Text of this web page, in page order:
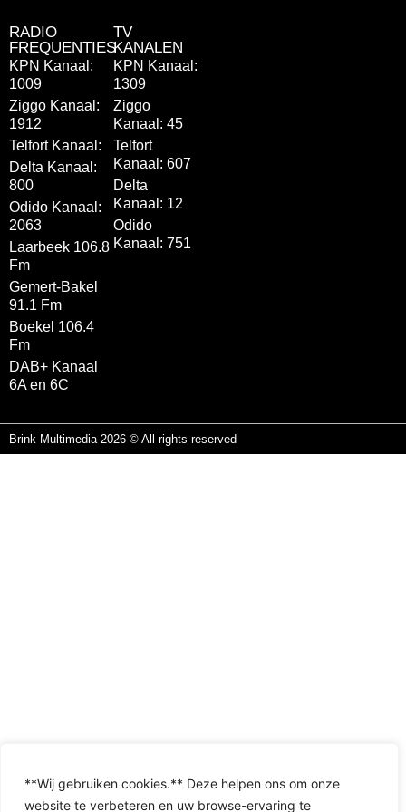
**Wij gebruiken cookies.** Deze helpen ons om onze
website te verbeteren en uw browse-ervaring te
RADIO
FREQUENTIES
KPN Kanaal:
1009
Ziggo Kanaal:
1912
Telfort Kanaal:
Delta Kanaal:
800
Odido Kanaal:
2063
Laarbeek 106.8
Fm
Gemert-Bakel
91.1 Fm
Boekel 106.4
Fm
DAB+ Kanaal
6A en 6C
TV
KANALEN
KPN Kanaal:
1309
Ziggo
Kanaal: 45
Telfort
Kanaal: 607
Delta
Kanaal: 12
Odido
Kanaal: 751
Brink Multimedia 2026 © All rights reserved